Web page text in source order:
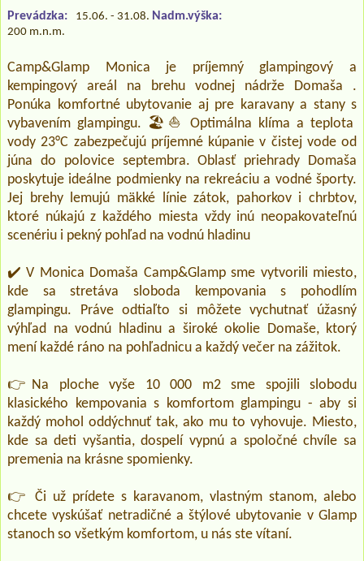
Prevádzka: 15.06. - 31.08. Nadm.výška:
200 m.n.m.
Camp&Glamp Monica je príjemný glampingový a
kempingový areál na brehu vodnej nádrže Domaša .
Ponúka komfortné ubytovanie aj pre karavany a stany s
vybavením glampingu. 🏖️⛵ Optimálna klíma a teplota
vody 23°C zabezpečujú príjemné kúpanie v čistej vode od
júna do polovice septembra. Oblasť priehrady Domaša
poskytuje ideálne podmienky na rekreáciu a vodné športy.
Jej brehy lemujú mäkké línie zátok, pahorkov i chrbtov,
ktoré núkajú z každého miesta vždy inú neopakovateľnú
scenériu i pekný pohľad na vodnú hladinu
✔️ V Monica Domaša Camp&Glamp sme vytvorili miesto,
kde sa stretáva sloboda kempovania s pohodlím
glampingu. Práve odtiaľto si môžete vychutnať úžasný
výhľad na vodnú hladinu a široké okolie Domaše, ktorý
mení každé ráno na pohľadnicu a každý večer na zážitok.
👉Na ploche vyše 10 000 m2 sme spojili slobodu
klasického kempovania s komfortom glampingu - aby si
každý mohol oddýchnuť tak, ako mu to vyhovuje. Miesto,
kde sa deti vyšantia, dospelí vypnú a spoločné chvíle sa
premenia na krásne spomienky.
👉 Či už prídete s karavanom, vlastným stanom, alebo
chcete vyskúšať netradičné a štýlové ubytovanie v Glamp
stanoch so všetkým komfortom, u nás ste vítaní.